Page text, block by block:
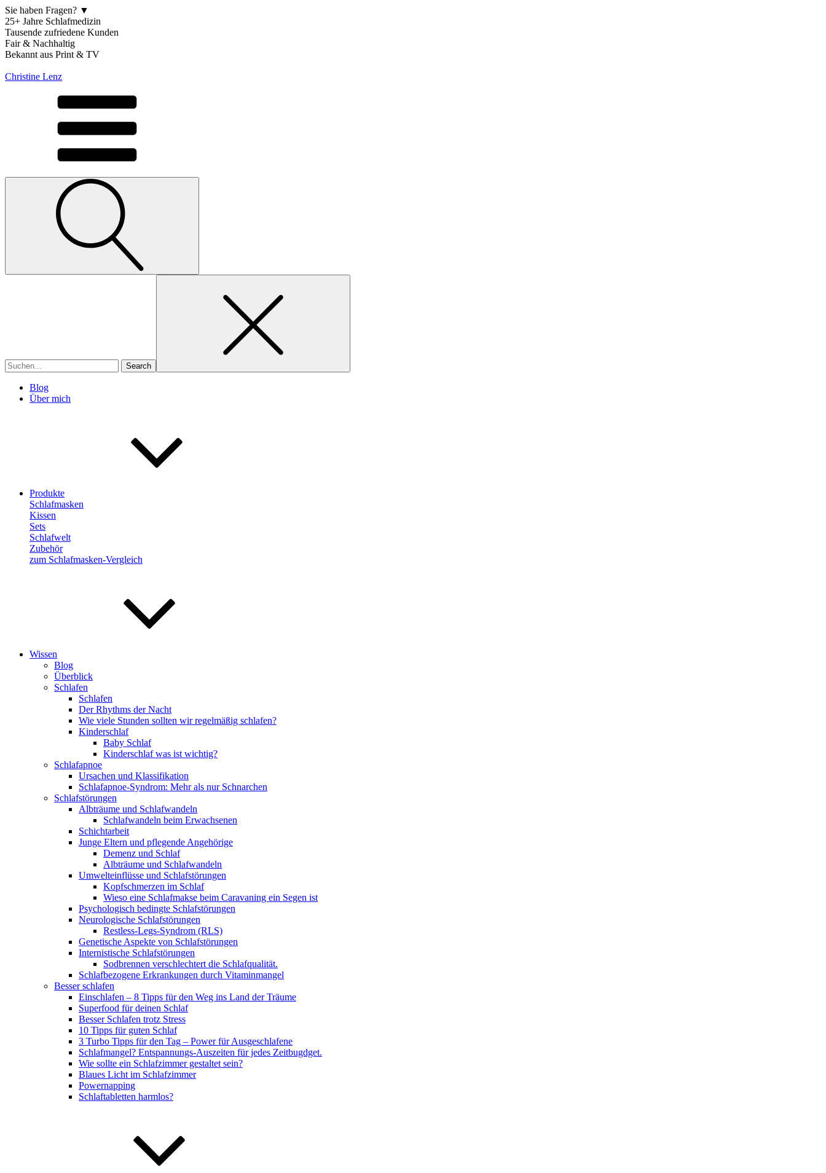
Sie haben Fragen? ▼
25+ Jahre Schlafmedizin
Tausende zufriedene Kunden
Fair & Nachhaltig
Bekannt aus Print & TV
Christine Lenz
Blog
Über mich
Produkte
Schlafmasken
Kissen
Sets
Schlafwelt
Zubehör
zum Schlafmasken-Vergleich
Wissen
Blog
Überblick
Schlafen
Schlafen
Der Rhythms der Nacht
Wie viele Stunden sollten wir regelmäßig schlafen?
Kinderschlaf
Baby Schlaf
Kinderschlaf was ist wichtig?
Schlafapnoe
Ursachen und Klassifikation
Schlafapnoe-Syndrom: Mehr als nur Schnarchen
Schlafstörungen
Albträume und Schlafwandeln
Schlafwandeln beim Erwachsenen
Schichtarbeit
Junge Eltern und pflegende Angehörige
Demenz und Schlaf
Albträume und Schlafwandeln
Umwelteinflüsse und Schlafstörungen
Kopfschmerzen im Schlaf
Wieso eine Schlafmakse beim Caravaning ein Segen ist
Psychologisch bedingte Schlafstörungen
Neurologische Schlafstörungen
Restless-Legs-Syndrom (RLS)
Genetische Aspekte von Schlafstörungen
Internistische Schlafstörungen
Sodbrennen verschlechtert die Schlafqualität.
Schlafbezogene Erkrankungen durch Vitaminmangel
Besser schlafen
Einschlafen – 8 Tipps für den Weg ins Land der Träume
Superfood für deinen Schlaf
Besser Schlafen trotz Stress
10 Tipps für guten Schlaf
3 Turbo Tipps für den Tag – Power für Ausgeschlafene
Schlafmangel? Entspannungs-Auszeiten für jedes Zeitbugdget.
Wie sollte ein Schlafzimmer gestaltet sein?
Blaues Licht im Schlafzimmer
Powernapping
Schlaftabletten harmlos?